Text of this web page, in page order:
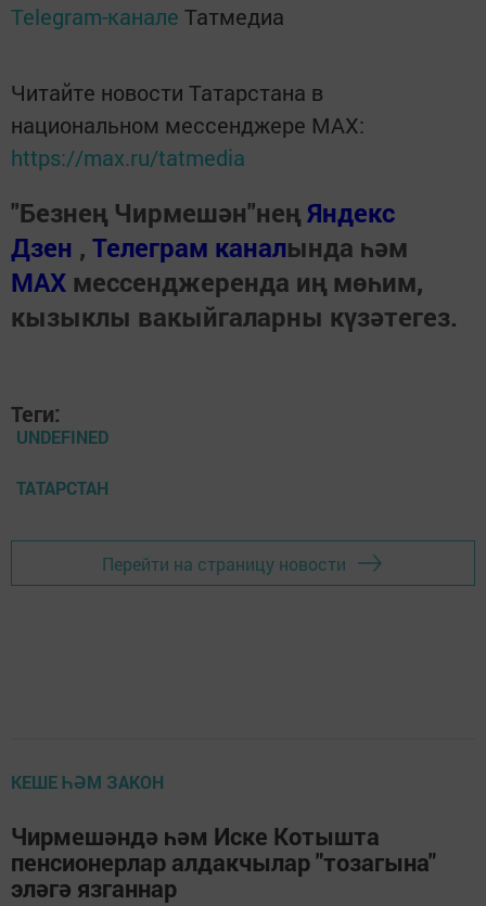
Telegram-канале Татмедиа
Читайте новости Татарстана в
национальном мессенджере MАХ:
https://max.ru/tatmedia
"Безнең Чирмешән"неңЯндекс
Дзен , Телеграм каналында һәм
МАХ мессенджеренда иң мөһим,
кызыклы вакыйгаларны күзәтегез.
Теги:
UNDEFINED
ТАТАРСТАН
Перейти на страницу новости
КЕШЕ ҺӘМ ЗАКОН
Чирмешәндә һәм Иске Котышта
пенсионерлар алдакчылар "тозагына"
эләгә язганнар